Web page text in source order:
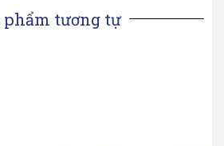
phẩm tương tự